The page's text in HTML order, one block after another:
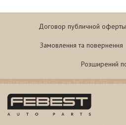
Договор публичной оферты
Замовлення та повернення
Розширений